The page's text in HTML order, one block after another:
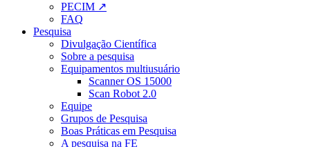
PECIM ↗
FAQ
Pesquisa
Divulgação Científica
Sobre a pesquisa
Equipamentos multiusuário
Scanner OS 15000
Scan Robot 2.0
Equipe
Grupos de Pesquisa
Boas Práticas em Pesquisa
A pesquisa na FE